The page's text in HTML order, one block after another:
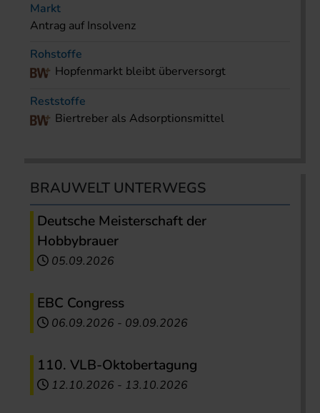
Markt
Antrag auf Insolvenz
Rohstoffe
Hopfenmarkt bleibt überversorgt
Reststoffe
Biertreber als Adsorptionsmittel
BRAUWELT UNTERWEGS
Deutsche Meisterschaft der
Hobbybrauer
05.09.2026
EBC Congress
06.09.2026 - 09.09.2026
110. VLB-Oktobertagung
12.10.2026 - 13.10.2026